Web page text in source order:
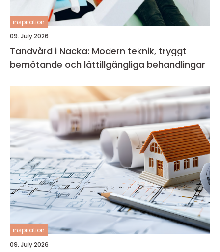
inspiration
09. July 2026
Tandvård i Nacka: Modern teknik, tryggt
bemötande och lättillgängliga behandlingar
inspiration
09. July 2026